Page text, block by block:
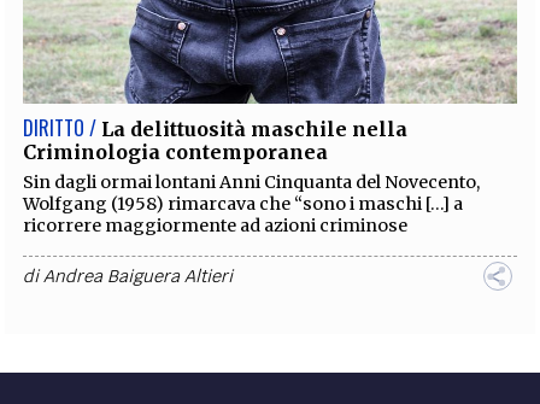
DIRITTO / La delittuosità maschile nella
Criminologia contemporanea
Sin dagli ormai lontani Anni Cinquanta del Novecento,
Wolfgang (1958) rimarcava che “sono i maschi […] a
ricorrere maggiormente ad azioni criminose
diAndrea Baiguera Altieri